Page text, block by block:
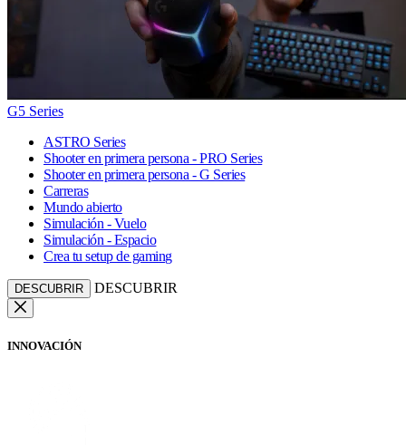
G5 Series
ASTRO Series
Shooter en primera persona - PRO Series
Shooter en primera persona - G Series
Carreras
Mundo abierto
Simulación - Vuelo
Simulación - Espacio
Crea tu setup de gaming
DESCUBRIR DESCUBRIR
INNOVACIÓN